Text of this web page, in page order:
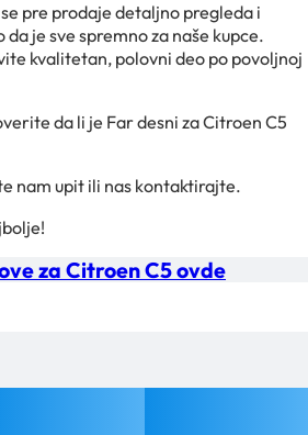
pre prodaje detaljno pregleda i
je sve spremno za naše kupce.
kvalitetan, polovni deo po povoljnoj
da li je Far desni za Citroen C5
nam upit ili nas kontaktirajte.
za Citroen C5 ovde